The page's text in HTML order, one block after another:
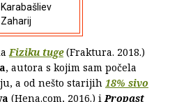
Karabašliev
Zaharij
Fiziku tuge(Fraktura. 2018.)
, autora s kojim sam počela
a od nešto starijih 18% sivo
(Hena.com, 2016.) iPropast